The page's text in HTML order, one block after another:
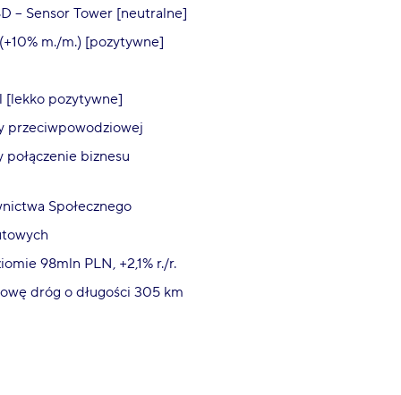
– Sensor Tower [neutralne]
m./m.) [pozytywne]
[lekko pozytywne]
przeciwpowodziowej
biznesu
Społecznego
98mln PLN, +2,1% r./r.
dróg o długości 305 km